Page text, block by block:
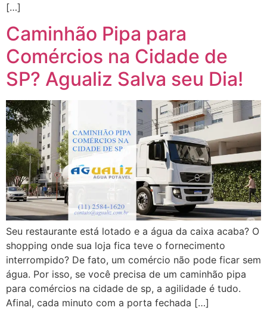
[…]
Caminhão Pipa para
Comércios na Cidade de
SP? Agualiz Salva seu Dia!
Seu restaurante está lotado e a água da caixa acaba? O
shopping onde sua loja fica teve o fornecimento
interrompido? De fato, um comércio não pode ficar sem
água. Por isso, se você precisa de um caminhão pipa
para comércios na cidade de sp, a agilidade é tudo.
Afinal, cada minuto com a porta fechada […]